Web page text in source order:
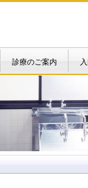
診療のご案内